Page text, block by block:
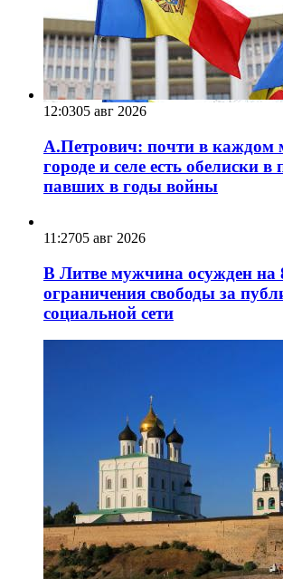
12:0305 авг 2026
А.Петрович: почти в каждом
городе и селе есть обелиски в
павших в годы войны
11:2705 авг 2026
В Литве мужчина осужден на
ограничения свободы за
социальной сети